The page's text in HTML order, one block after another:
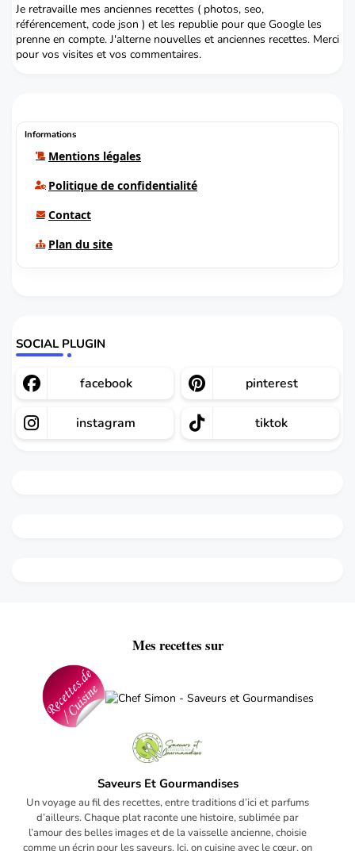
Je retravaille mes anciennes recettes ( photos, seo,
référencement, code json ) et les republie pour que Google les
prenne en compte. J'alterne nouvelles et anciennes recettes. Merci
pour vos visites et vos commentaires.
Informations
Mentions légales
Politique de confidentialité
Contact
Plan du site
SOCIAL PLUGIN
facebook pinterest
instagram tiktok
Mes recettes sur
Saveurs Et Gourmandises
Un voyage au fil des recettes, entre traditions d’ici et parfums
d’ailleurs. Chaque plat raconte une histoire, sublimée par
l’amour des belles images et de la vaisselle ancienne, choisie
comme un écrin pour les saveurs. Ici, on cuisine avec le cœur, on